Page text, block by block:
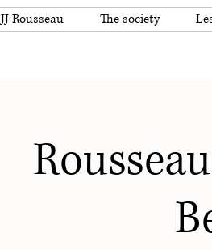
JJ Rousseau The society